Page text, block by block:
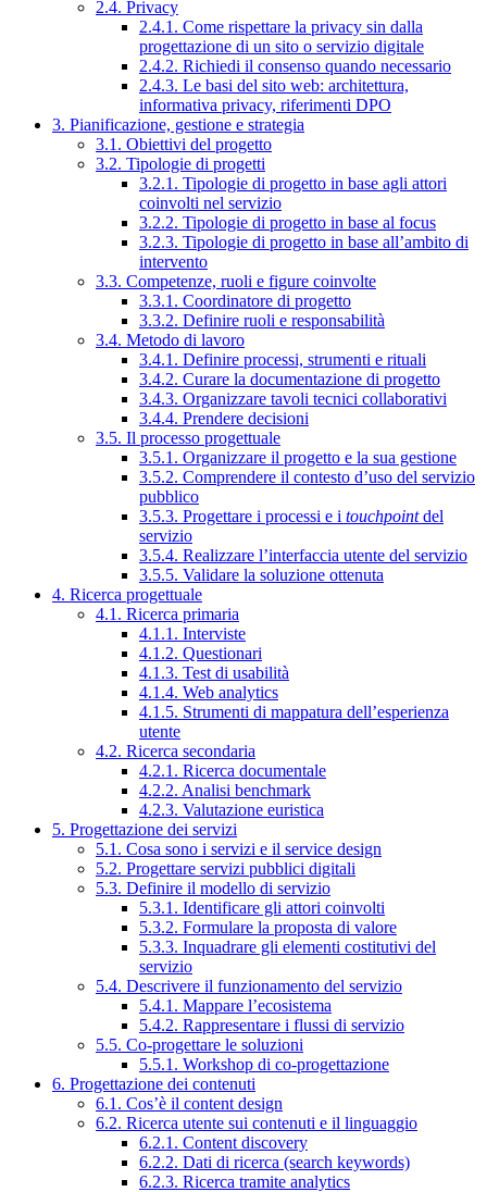
2.4. Privacy
2.4.1. Come rispettare la privacy sin dalla
progettazione di un sito o servizio digitale
2.4.2. Richiedi il consenso quando necessario
2.4.3. Le basi del sito web: architettura,
informativa privacy, riferimenti DPO
3. Pianificazione, gestione e strategia
3.1. Obiettivi del progetto
3.2. Tipologie di progetti
3.2.1. Tipologie di progetto in base agli attori
coinvolti nel servizio
3.2.2. Tipologie di progetto in base al focus
3.2.3. Tipologie di progetto in base all’ambito di
intervento
3.3. Competenze, ruoli e figure coinvolte
3.3.1. Coordinatore di progetto
3.3.2. Definire ruoli e responsabilità
3.4. Metodo di lavoro
3.4.1. Definire processi, strumenti e rituali
3.4.2. Curare la documentazione di progetto
3.4.3. Organizzare tavoli tecnici collaborativi
3.4.4. Prendere decisioni
3.5. Il processo progettuale
3.5.1. Organizzare il progetto e la sua gestione
3.5.2. Comprendere il contesto d’uso del servizio
pubblico
3.5.3. Progettare i processi e i touchpointdel
servizio
3.5.4. Realizzare l’interfaccia utente del servizio
3.5.5. Validare la soluzione ottenuta
4. Ricerca progettuale
4.1. Ricerca primaria
4.1.1. Interviste
4.1.2. Questionari
4.1.3. Test di usabilità
4.1.4. Web analytics
4.1.5. Strumenti di mappatura dell’esperienza
utente
4.2. Ricerca secondaria
4.2.1. Ricerca documentale
4.2.2. Analisi benchmark
4.2.3. Valutazione euristica
5. Progettazione dei servizi
5.1. Cosa sono i servizi e il service design
5.2. Progettare servizi pubblici digitali
5.3. Definire il modello di servizio
5.3.1. Identificare gli attori coinvolti
5.3.2. Formulare la proposta di valore
5.3.3. Inquadrare gli elementi costitutivi del
servizio
5.4. Descrivere il funzionamento del servizio
5.4.1. Mappare l’ecosistema
5.4.2. Rappresentare i flussi di servizio
5.5. Co-progettare le soluzioni
5.5.1. Workshop di co-progettazione
6. Progettazione dei contenuti
6.1. Cos’è il content design
6.2. Ricerca utente sui contenuti e il linguaggio
6.2.1. Content discovery
6.2.2. Dati di ricerca (search keywords)
6.2.3. Ricerca tramite analytics